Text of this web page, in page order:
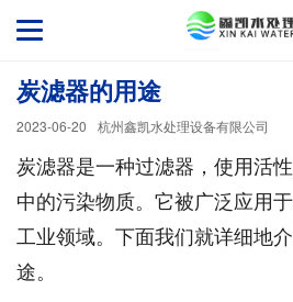
炭滤器的用途
2023-06-20 杭州鑫凯水处理设备有限公司
炭滤器是一种过滤器，使用活
中的污染物质。它被广泛应用
工业领域。下面我们就详细地
途。